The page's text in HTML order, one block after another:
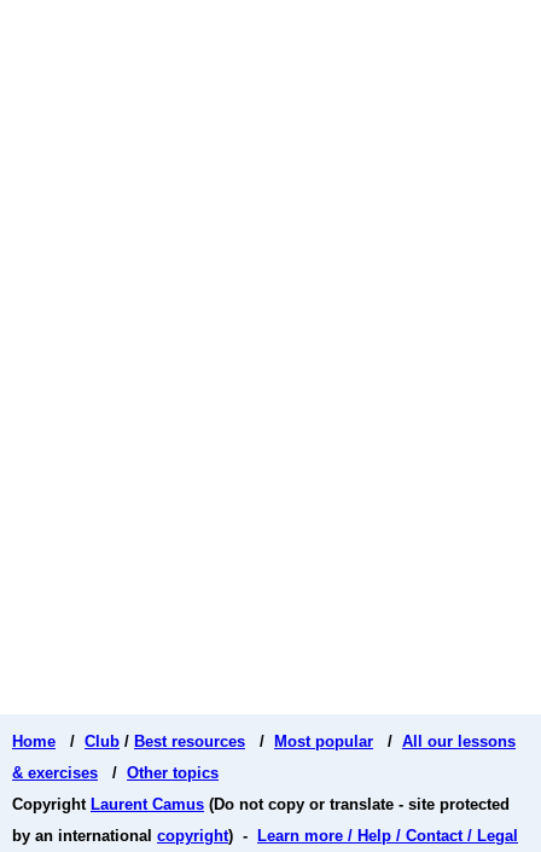
Home / Club / Best resources / Most popular / All our lessons
& exercises / Other topics
Copyright Laurent Camus (Do not copy or translate - site protected
by an international copyright) - Learn more / Help / Contact / Legal